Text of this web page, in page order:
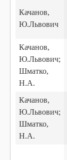
Качанов,
Ю.Львович
Качанов,
Ю.Львович;
Шматко,
Н.А.
Качанов,
Ю.Львович;
Шматко,
Н.А.